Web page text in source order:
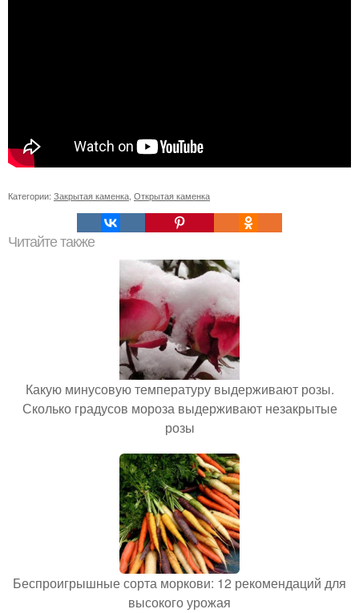
Категории: Закрытая каменка Открытая каменка
Читайте также
Какую минусовую температуру выдерживают розы.
Сколько градусов мороза выдерживают незакрытые
розы
Беспроигрышные сорта моркови: 12 рекомендаций для
высокого урожая